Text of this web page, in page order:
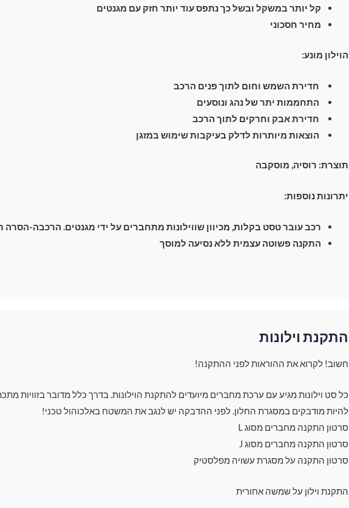
קל יותר במשקל ובשל כך נתפס עוד יותר חזק עם מגנטים
מחיר חסכוני
הוילון מונע:
חדירת השמש וחום לתוך פנים הרכב
התחממות יתר של נהג ונוסעים
חדירת אבק וחרקים לתוך הרכב
הוצאות מיותרות לדלק בעיקבות שימוש במזגן
תוצרת: רוסיה, מוסקבה
יתרונות נוספות:
רכב עובר טסט בקלות, מכיוון שווילונות מתחברים על ידי מגנטים. הרכבה-הסרה תוך 2
התקנה פשוטה עצמית ללא נסיעה למוסך
התקנת וילונות
חשוב! לקרוא את ההוראות לפני ההתקנה!
כל סט וילונות מגיע עם ערכת מחברים מיועדים להתקנת הוילונות. בדרך כלל מדובר בזוויות
להיות מודבקים במסגרת החלון. לפני ההדבקה יש לנגב את המשטח באלכוהול טכני!
סרטון התקנה מחברים מסוג L
סרטון התקנה מחברים מסוג J
סרטון התקנה על מסגרת עשויה מפלסטיק
התקנת וילון על שמשה אחורית
מעבר לסל הקניות